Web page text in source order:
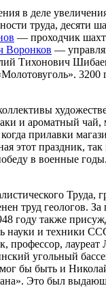
в деле
труда, десяти
— проходчик
Воронков —
Тихонович
3200
и ароматный
прилавки
этот праздник, так
в военные
Труда,
труд геологов. За
году также
науки и техники
профессор, лауреат
угольный
бы быть и
Это был